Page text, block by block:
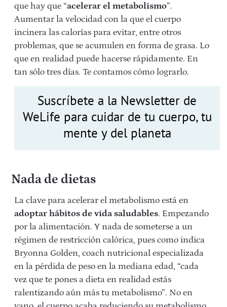
que hay que “acelerar el metabolismo”.
Aumentar la velocidad con la que el cuerpo
incinera las calorías para evitar, entre otros
problemas, que se acumulen en forma de grasa. Lo
que en realidad puede hacerse rápidamente. En
tan sólo tres días. Te contamos cómo lograrlo.
Suscríbete a la Newsletter de
WeLife para cuidar de tu cuerpo, tu
mente y del planeta
Nada de dietas
La clave para acelerar el metabolismo está en
adoptar hábitos de vida saludables. Empezando
por la alimentación. Y nada de someterse a un
régimen de restricción calórica, pues como indica
Bryonna Golden, coach nutricional especializada
en la pérdida de peso en la mediana edad, “cada
vez que te pones a dieta en realidad estás
ralentizando aún más tu metabolismo”. No en